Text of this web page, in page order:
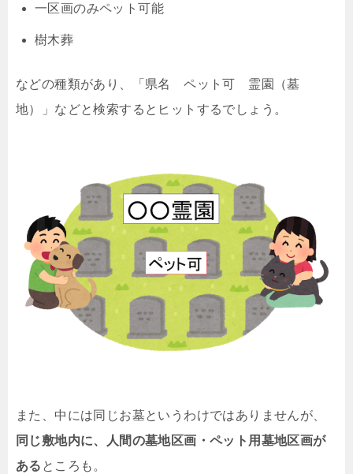
一区画のみペット可能
樹木葬
などの種類があり、「県名 ペット可 霊園（墓
地）」などと検索するとヒットするでしょう。
また、中には同じお墓というわけではありませんが、
同じ敷地内に、人間の墓地区画・ペット用墓地区画が
ある ところも。